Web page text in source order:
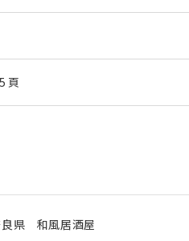
頁
県 和風居酒屋